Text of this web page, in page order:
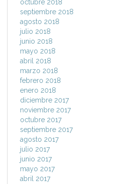
octubre 2018
septiembre 2018
agosto 2018
julio 2018
junio 2018
mayo 2018
abril 2018
marzo 2018
febrero 2018
enero 2018
diciembre 2017
noviembre 2017
octubre 2017
septiembre 2017
agosto 2017
julio 2017
junio 2017
mayo 2017
abril 2017